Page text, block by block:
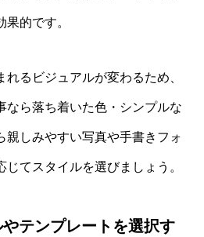
的です。
るビジュアルが変わるため、
なら落ち着いた色・シンプルな
親しみやすい写真や手書きフォ
てスタイルを選びましょう。
テンプレートを選択す